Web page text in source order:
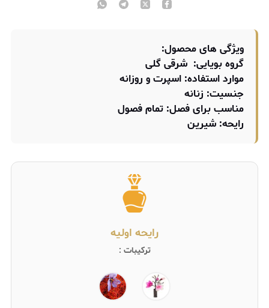
ویژگی های محصول:
گروه بویایی: شرقی گلی
موارد استفاده: اسپرت و روزانه
جنسیت: زنانه
مناسب برای فصل: تمام فصول
رایحه: شیرین
رایحه اولیه
ترکیبات :